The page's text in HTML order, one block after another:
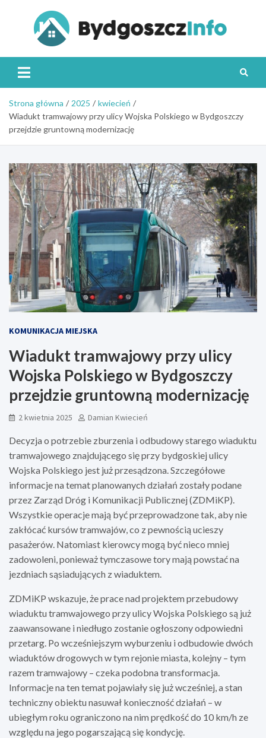
Strona główna 2025
kwiecień
Wiadukt tramwajowy przy ulicy Wojska Polskiego w Bydgoszczy
przejdzie gruntowną modernizację
KOMUNIKACJA MIEJSKA
Wiadukt tramwajowy przy ulicy
Wojska Polskiego w Bydgoszczy
przejdzie gruntowną modernizację
2 kwietnia 2025 Damian Kwiecień
Decyzja o potrzebie zburzenia i odbudowy starego wiaduktu
tramwajowego znajdującego się przy bydgoskiej ulicy
Wojska Polskiego jest już przesądzona. Szczegółowe
informacje na temat planowanych działań zostały podane
przez Zarząd Dróg i Komunikacji Publicznej (ZDMiKP).
Wszystkie operacje mają być przeprowadzone tak, aby nie
zakłócać kursów tramwajów, co z pewnością ucieszy
pasażerów. Natomiast kierowcy mogą być nieco mniej
zadowoleni, ponieważ tymczasowe tory mają powstać na
jezdniach sąsiadujących z wiaduktem.
ZDMiKP wskazuje, że prace nad projektem przebudowy
wiaduktu tramwajowego przy ulicy Wojska Polskiego są już
zaawansowane i niedługo zostanie ogłoszony odpowiedni
przetarg. Po wcześniejszym wyburzeniu i odbudowie dwóch
wiaduktów drogowych w tym rejonie miasta, kolejny – tym
razem tramwajowy – czeka podobna transformacja.
Informacje na ten temat pojawiały się już wcześniej, a stan
techniczny obiektu nasuwał konieczność działań – w
ubiegłym roku ograniczono na nim prędkość do 10 km/h ze
względu na jego pogarszającą się kondycję.